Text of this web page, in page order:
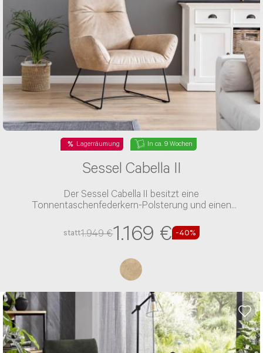
Lagerräumung In ca. 9 Wochen
Sessel Cabella II
Der Sessel Cabella II besitzt eine
Tonnentaschenfederkern-Polsterung und einen
statt1.949 €1.169 € -40%